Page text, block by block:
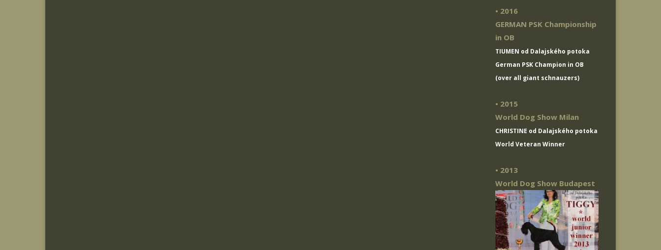
• 2016
GERMAN PSK Championship
in OB
TIUMEN od Dalajského potoka
German PSK Champion in OB
(over all giant schnauzers)
• 2015
World Dog Show Milan
CHRISTINE od Dalajského potoka
World Veteran Winner
• 2013
World Dog Show Budapest